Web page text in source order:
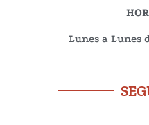
Lunes a Lunes